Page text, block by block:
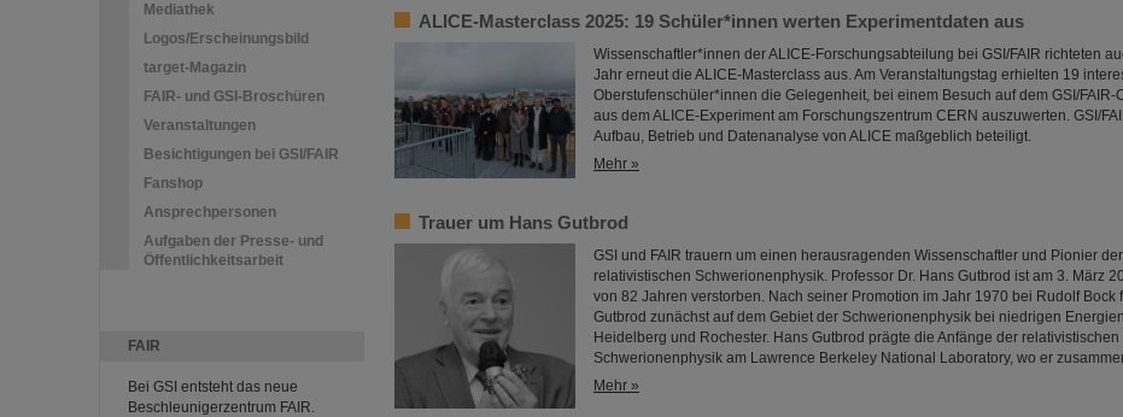
Mediathek
Logos/Erscheinungsbild
target-Magazin
FAIR- und GSI-Broschüren
Veranstaltungen
Besichtigungen bei GSI/FAIR
Fanshop
Ansprechpersonen
Aufgaben der Presse- und
Öffentlichkeitsarbeit
FAIR
Bei GSI entsteht das neue
Beschleunigerzentrum FAIR.
ALICE-Masterclass 2025: 19 Schüler*innen werten Experimentdaten aus
Wissenschaftler*innen der ALICE-Forschungsabteilung bei GSI/FAIR richteten
Jahr erneut die ALICE-Masterclass aus. Am Veranstaltungstag erhielten 19
Oberstufenschüler*innen die Gelegenheit, bei einem Besuch auf dem GSI/FAIR-
aus dem ALICE-Experiment am Forschungszentrum CERN auszuwerten. GSI/
Aufbau, Betrieb und Datenanalyse von ALICE maßgeblich beteiligt.
Mehr »
Trauer um Hans Gutbrod
GSI und FAIR trauern um einen herausragenden Wissenschaftler und Pionier der
relativistischen Schwerionenphysik. Professor Dr. Hans Gutbrod ist am 3. März
von 82 Jahren verstorben. Nach seiner Promotion im Jahr 1970 bei Rudolf Bock
Gutbrod zunächst auf dem Gebiet der Schwerionenphysik bei niedrigen
Heidelberg und Rochester. Hans Gutbrod prägte die Anfänge der relativistischen
Schwerionenphysik am Lawrence Berkeley National Laboratory, wo er
Mehr »